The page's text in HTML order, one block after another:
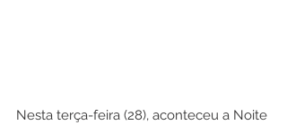
Nesta terça-feira (28), aconteceu a Noite